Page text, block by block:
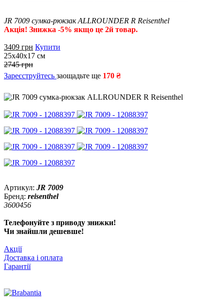
JR 7009 сумка-рюкзак ALLROUNDER R Reisenthel
Акція! Знижка -5% якщо це 2й товар.
3409 грн Купити
25х40х17 см
2745 грн
Зареєструйтесь заощадьте ще 170 ₴
Артикул: JR 7009
Бренд: reisenthel
3600456
Телефонуйте з приводу знижки!
Чи знайшли дешевше!
Акції
Доставка і оплата
Гарантії